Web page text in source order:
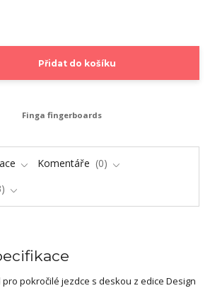
Přidat do košíku
Finga fingerboards
Komentáře
0
pokročilé jezdce s deskou z edice Design